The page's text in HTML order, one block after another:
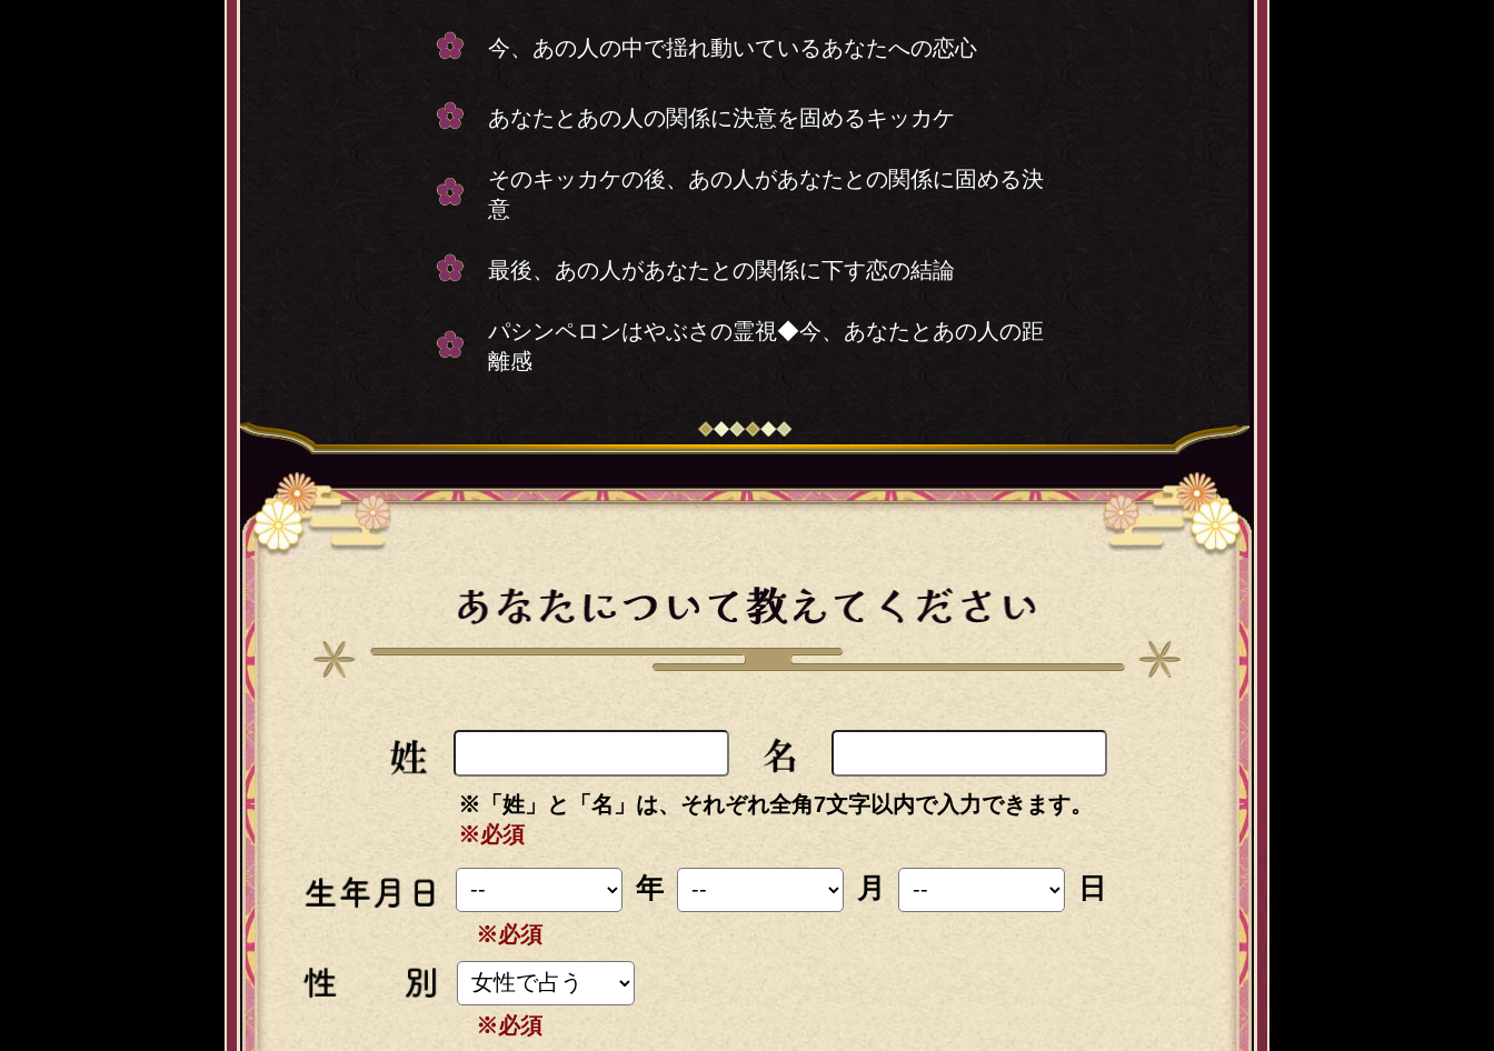
今、あの人の中で揺れ動いているあなたへの恋心
あなたとあの人の関係に決意を固めるキッカケ
そのキッカケの後、あの人があなたとの関係に固める決
意
最後、あの人があなたとの関係に下す恋の結論
パシンペロンはやぶさの霊視◆今、あなたとあの人の距
離感
※「姓」と「名」は、それぞれ全角7文字以内で入力できます。
※必須
年 月 日
※必須
※必須